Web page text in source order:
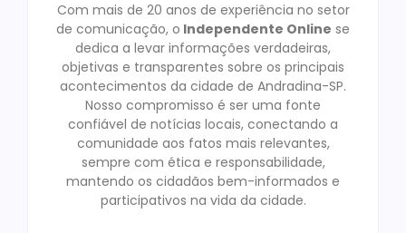
Com mais de 20 anos de experiência no setor
de comunicação, o Independente Online se
dedica a levar informações verdadeiras,
objetivas e transparentes sobre os principais
acontecimentos da cidade de Andradina-SP.
Nosso compromisso é ser uma fonte
confiável de notícias locais, conectando a
comunidade aos fatos mais relevantes,
sempre com ética e responsabilidade,
mantendo os cidadãos bem-informados e
participativos na vida da cidade.